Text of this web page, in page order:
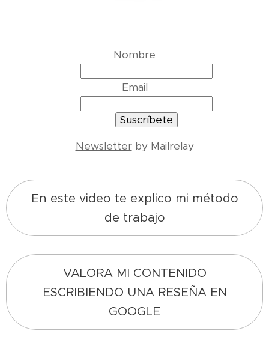
Nombre
Email
Newsletterby Mailrelay
En este video te explico mi método
de trabajo
VALORA MI CONTENIDO
ESCRIBIENDO UNA RESEÑA EN
GOOGLE
2026-04-01